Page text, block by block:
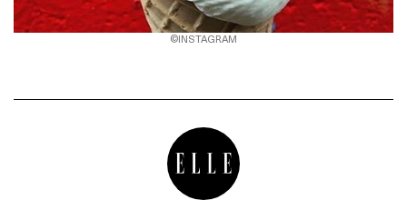
©INSTAGRAM